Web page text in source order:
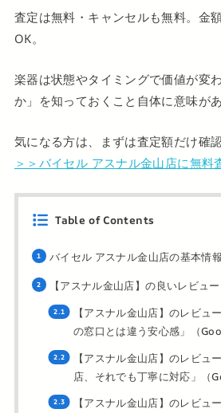
査定は無料・キャンセルも無料。金
OK。
楽器は状態やタイミングで価値が変
か」を知っておくこと自体に意味があ
気になる方は、まずは査定額だけ確
＞＞バイセル アスナル金山店に無料
Table of Contents
バイセル アスナル金山店の基本情報
【アスナル金山店】の良いレビュ
【アスナル金山店】のレビ
の窓口とは違う安心感」（
【アスナル金山店】のレビ
店、それでも丁寧に対応」（
【アスナル金山店】のレビュ